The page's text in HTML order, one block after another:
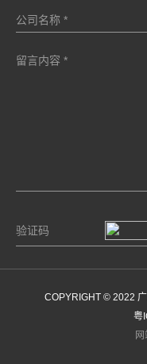
COPYRIGHT © 2022
粤